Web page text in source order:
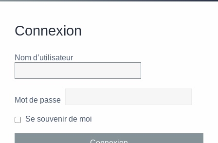
Connexion
Nom d’utilisateur
Mot de passe
Se souvenir de moi